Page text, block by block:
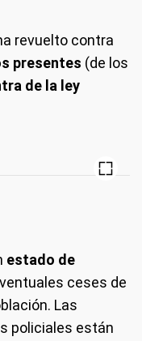
revuelto contra
presentes (de los
de la ley
estado de
ceses de
Las
policiales están